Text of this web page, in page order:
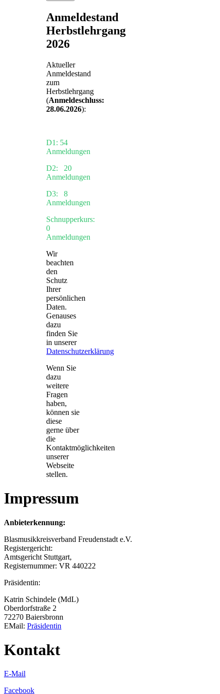
Anmeldestand
Herbstlehrgang
2026
Aktueller
Anmeldestand
zum
Herbstlehrgang
(Anmeldeschluss:
28.06.2026):
D1: 54
Anmeldungen
D2: 20
Anmeldungen
D3: 8
Anmeldungen
Schnupperkurs:
0
Anmeldungen
Wir
beachten
den
Schutz
Ihrer
persönlichen
Daten.
Genauses
dazu
finden Sie
in unserer
Datenschutzerklärung
Wenn Sie
dazu
weitere
Fragen
haben,
können sie
diese
gerne über
die
Kontaktmöglichkeiten
unserer
Webseite
stellen.
Impressum
Anbieterkennung:
Blasmusikkreisverband Freudenstadt e.V.
Registergericht:
Amtsgericht Stuttgart,
Registernummer: VR 440222
Präsidentin:
Katrin Schindele (MdL)
Oberdorfstraße 2
72270 Baiersbronn
EMail: Präsidentin
Kontakt
E-Mail
Facebook